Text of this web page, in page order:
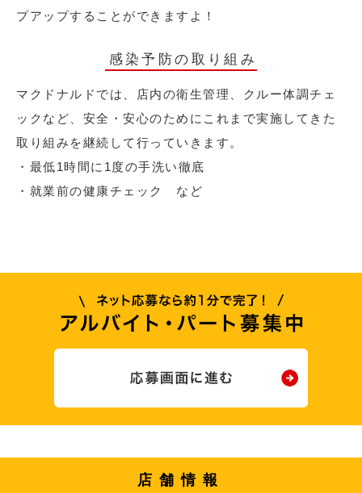
プアップすることができますよ！
感染予防の取り組み
マクドナルドでは、店内の衛生管理、クルー体調チェ
ックなど、安全・安心のためにこれまで実施してきた
取り組みを継続して行っていきます。
・最低1時間に1度の手洗い徹底
・就業前の健康チェック など
店舗情報